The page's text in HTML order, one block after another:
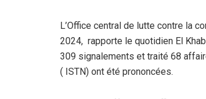
L’Office central de lutte contre la
2024, rapporte le quotidien El
309 signalements et traité 68
( ISTN) ont été prononcées.